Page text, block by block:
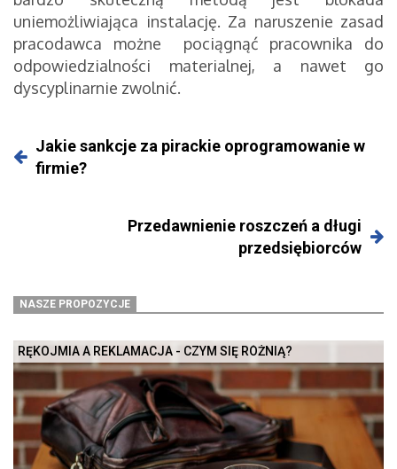
uniemożliwiająca instalację. Za naruszenie zasad
pracodawca możne pociągnąć pracownika do
odpowiedzialności materialnej, a nawet go
dyscyplinarnie zwolnić.
Jakie sankcje za pirackie oprogramowanie w
firmie?
Przedawnienie roszczeń a długi
przedsiębiorców
NASZE PROPOZYCJE
RĘKOJMIA A REKLAMACJA - CZYM SIĘ RÓŻNIĄ?